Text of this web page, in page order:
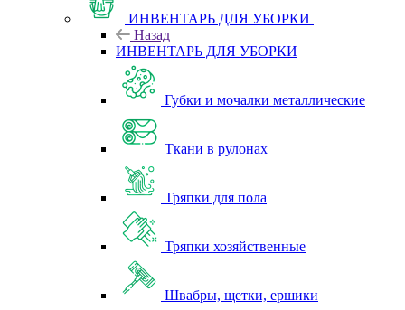
ИНВЕНТАРЬ ДЛЯ УБОРКИ
Назад
ИНВЕНТАРЬ ДЛЯ УБОРКИ
Губки и мочалки металлические
Ткани в рулонах
Тряпки для пола
Тряпки хозяйственные
Швабры, щетки, ершики